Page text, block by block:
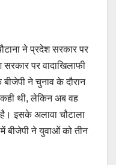
ने प्रदेश सरकार पर
पर वादाखिलाफी
ने चुनाव के दौरान
कही थी, लेकिन अब वह
है। इसके अलावा चौटाला
बीजेपी ने युवाओं को तीन